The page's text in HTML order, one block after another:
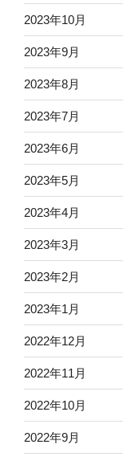
2023年10月
2023年9月
2023年8月
2023年7月
2023年6月
2023年5月
2023年4月
2023年3月
2023年2月
2023年1月
2022年12月
2022年11月
2022年10月
2022年9月